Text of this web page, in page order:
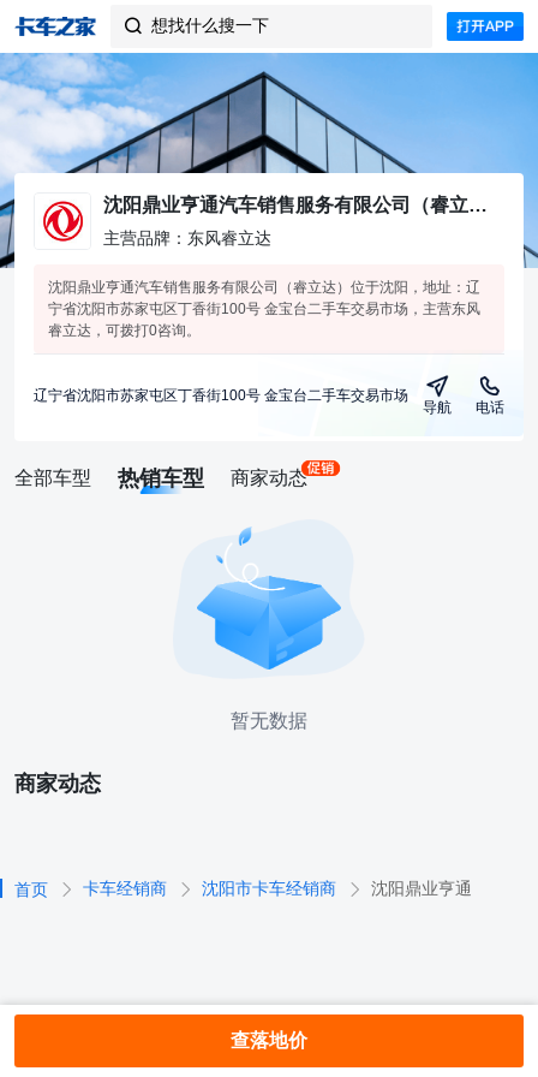
 想找什么搜一下
沈阳鼎业亨通汽车销售服务有限公司（睿立达）
主营品牌：东风睿立达
沈阳鼎业亨通汽车销售服务有限公司（睿立达）位于沈阳，地址：辽
宁省沈阳市苏家屯区丁香街100号 金宝台二手车交易市场，主营东风
睿立达，可拨打0咨询。
辽宁省沈阳市苏家屯区丁香街100号 金宝台二手车交易市场
导航 电话
全部车型 热销车型 商家动态
暂无数据
商家动态
首页 卡车经销商 沈阳市卡车经销商 沈阳鼎业亨通
查落地价